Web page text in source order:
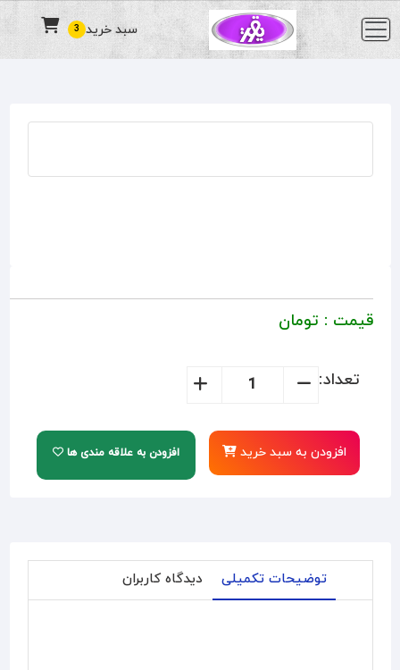
3 سبد خرید
قیمت : تومان
تعداد:
افزودن به سبد خرید افزودن به علاقه مندی ها
توضیحات تکمیلی دیدگاه کاربران